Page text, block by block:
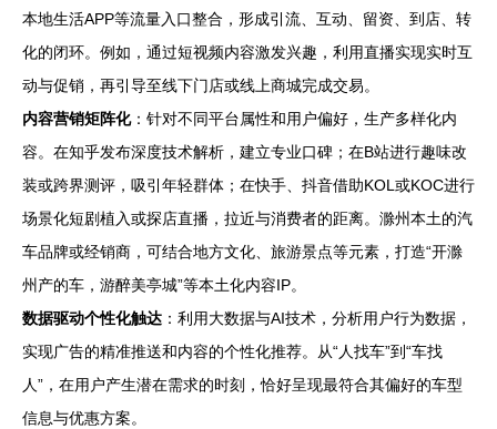
本地生活APP等流量入口整合，形成引流、互动、留资、到店、转
化的闭环。例如，通过短视频内容激发兴趣，利用直播实现实时互
动与促销，再引导至线下门店或线上商城完成交易。
内容营销矩阵化：针对不同平台属性和用户偏好，生产多样化内
容。在知乎发布深度技术解析，建立专业口碑；在B站进行趣味改
装或跨界测评，吸引年轻群体；在快手、抖音借助KOL或KOC进行
场景化短剧植入或探店直播，拉近与消费者的距离。滁州本土的汽
车品牌或经销商，可结合地方文化、旅游景点等元素，打造“开滁
州产的车，游醉美亭城”等本土化内容IP。
数据驱动个性化触达 ：利用大数据与AI技术，分析用户行为数据，
实现广告的精准推送和内容的个性化推荐。从“人找车”到“车找
人”，在用户产生潜在需求的时刻，恰好呈现最符合其偏好的车型
信息与优惠方案。